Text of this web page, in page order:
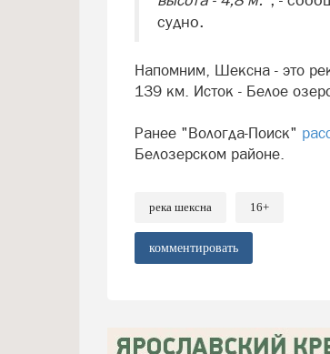
судно.
Напомним, Шексна - это
139 км. Исток - Белое
Ранее "Вологда-Поиск"
Белозерском районе.
река шексна 16+
комментировать